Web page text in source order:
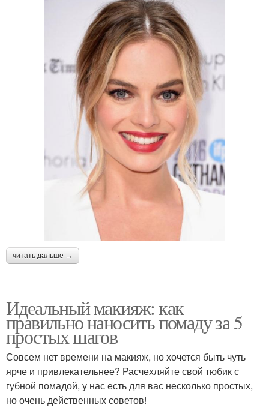
читать дальше →
Идеальный макияж: как
правильно наносить помаду за 5
простых шагов
Совсем нет времени на макияж, но хочется быть чуть
ярче и привлекательнее? Расчехляйте свой тюбик с
губной помадой, у нас есть для вас несколько простых,
но очень действенных советов!